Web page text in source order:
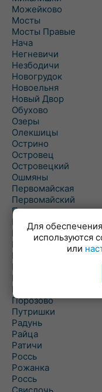
Можейково
Мосты
Мосты Правые
Нача
Негневичи
Незбодичи
Новогрудок
Новоельня
Новый Двор
Обухово
Озеры
Олекшицы
Острино
Островец
Островецкий
Ошмяны
Первомайская
Первомайский
Пески
Петревичи
Погородно
Пограничный
Подлабенье
Подольцы
Подороск
Поречье
Порозово
Путришки
Радунь
Райца
Ратичи
Роcсь
Рожанка
Россь
Для
используются
или